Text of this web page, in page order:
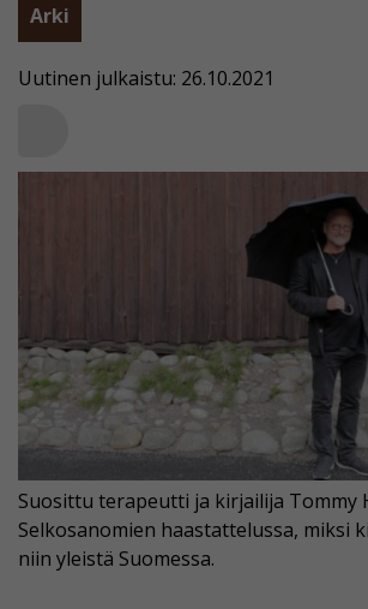
Arki
Uutinen julkaistu: 26.10.2021
Suosittu terapeutti ja kirjailija Tommy
Selkosanomien haastattelussa, miksi
niin yleistä Suomessa.